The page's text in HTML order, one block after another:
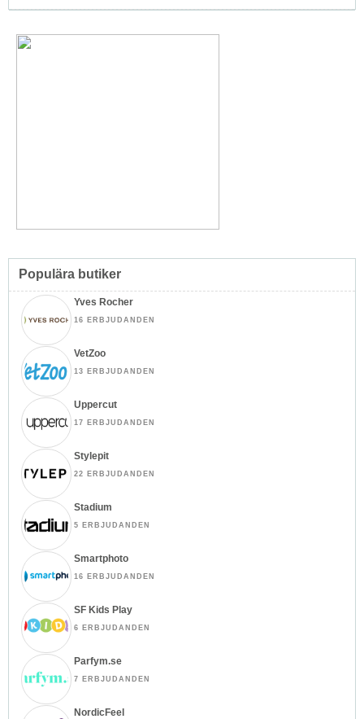
Populära butiker
Yves Rocher
16 ERBJUDANDEN
VetZoo
13 ERBJUDANDEN
Uppercut
17 ERBJUDANDEN
Stylepit
22 ERBJUDANDEN
Stadium
5 ERBJUDANDEN
Smartphoto
16 ERBJUDANDEN
SF Kids Play
6 ERBJUDANDEN
Parfym.se
7 ERBJUDANDEN
NordicFeel